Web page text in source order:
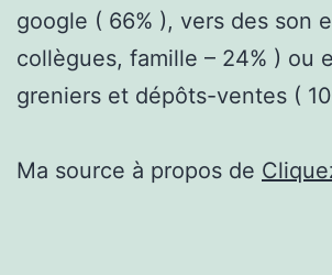
google ( 66% ), vers des son
collègues, famille – 24% ) ou
greniers et dépôts-ventes (
Ma source à propos de